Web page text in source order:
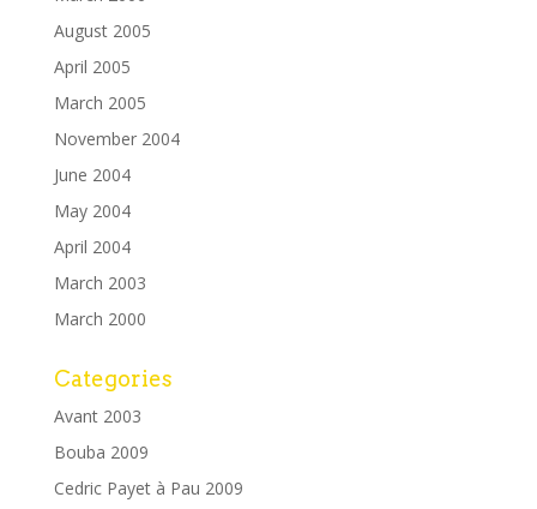
August 2005
April 2005
March 2005
November 2004
June 2004
May 2004
April 2004
March 2003
March 2000
Categories
Avant 2003
Bouba 2009
Cedric Payet à Pau 2009